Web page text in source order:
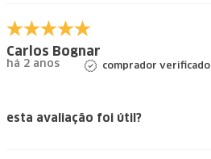
Carlos Bognar
há 2 anos comprador verificado
esta avaliação foi útil?